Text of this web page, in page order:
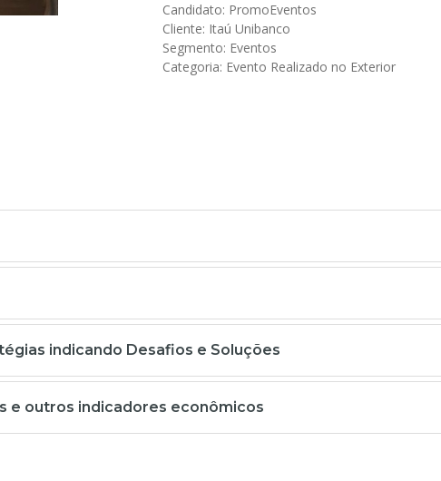
Candidato: PromoEventos
Cliente: Itaú Unibanco
Segmento: Eventos
Categoria: Evento Realizado no Exterior
indicando Desafios e Soluções
e outros indicadores econômicos